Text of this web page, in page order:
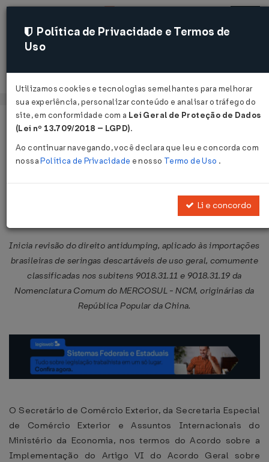
Acessar
Página Inicial Legislações
Circular SECEX Nº 39 DE
Inicia revisão do direito antidumping, aplicado às importações
brasileiras de seringas descartáveis de uso geral, comumente
classificadas nos subitens 9018.31.11 e 9018.31.19 da
Nomenclatura Comum do MERCOSUL - NCM, originárias da
República Popular da China.
O Secretário de Comércio Exterior, da Secretaria Especial
de Comércio Exterior e Assuntos Internacionais do
Ministério da Economia, nos termos do Acordo sobre a
Implementação do Artigo VI do Acordo Geral sobre
Política de Privacidade e Termos de
Uso
Utilizamos cookies e tecnologias semelhantes para melhorar
sua experiência, personalizar conteúdo e analisar o tráfego do
site, em conformidade com a Lei Geral de Proteção de Dados
(Lei nº 13.709/2018 – LGPD).
Ao continuar navegando, você declara que leu e concorda com
nossaPolítica de Privacidade e nosso Termo de Uso .
Li e concordo